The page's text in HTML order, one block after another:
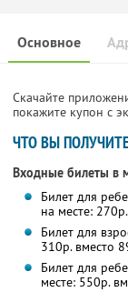
Основное
Скачайте
покажите купон с
ЧТО ВЫ
Входные билеты в
Билет для
на месте:
Билет для
310р. вместо
Билет для
месте: 550р.